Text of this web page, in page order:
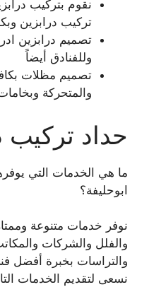
نقوم بتركيب
تركيب درابزين
تصميم درابزين
وللفنادق أيضاً
تصميم مظلات
والمتحركة
حداد تركيب
ما هي الخدمات التي
ابوحليفة؟
نوفر خدمات متنوعة
والفلل والشركات
والتراسات بخبرة أفضل
نسعى لتقديم الخدمات